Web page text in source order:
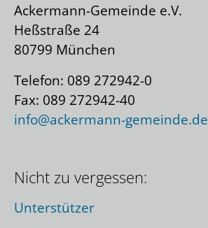
Ackermann-Gemeinde e.V.
Heßstraße 24
80799 München
Telefon: 089 272942-0
Fax: 089 272942-40
info@ackermann-gemeinde.de
Nicht zu vergessen:
Unterstützer